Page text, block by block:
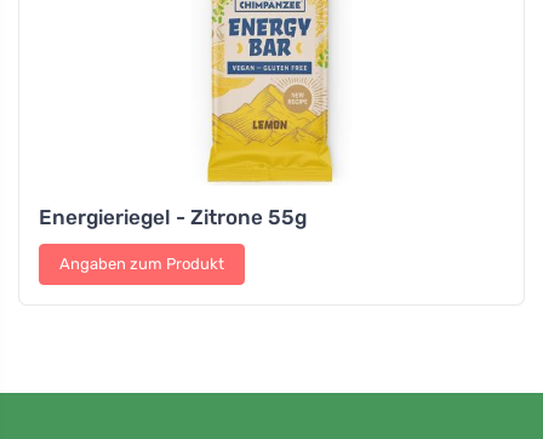
Energieriegel - Zitrone 55g
Angaben zum Produkt